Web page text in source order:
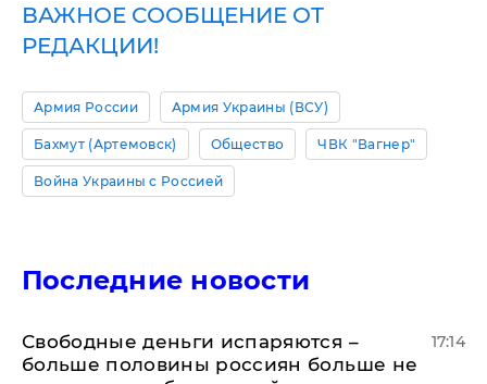
ВАЖНОЕ СООБЩЕНИЕ ОТ
РЕДАКЦИИ!
Армия России Армия Украины (ВСУ)
Бахмут (Артемовск) Общество ЧВК "Вагнер"
Война Украины с Россией
Последние новости
Свободные деньги испаряются –
больше половины россиян больше не
17:14